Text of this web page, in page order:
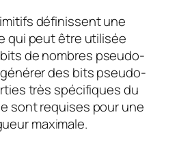
définissent une
qui peut être utilisée
de nombres pseudo-
des bits pseudo-
très spécifiques du
sont requises pour une
maximale.